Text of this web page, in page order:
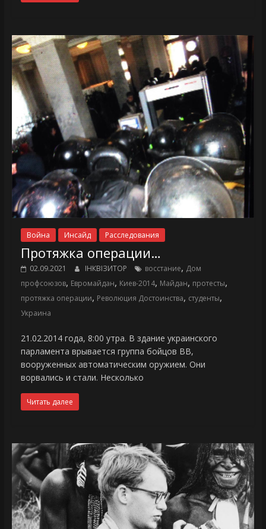
Война Инсайд Расследования
Протяжка операции…
02.09.2021 ІНКВІЗИТОР восстание, Дом
профсоюзов, Евромайдан, Киев-2014, Майдан, протесты,
протяжка операции, Революция Достоинства, студенты,
Украина
21.02.2014 года, 8:00 утра. В здание украинского
парламента врывается группа бойцов ВВ,
вооруженных автоматическим оружием. Они
ворвались и стали. Несколько
Читать далее